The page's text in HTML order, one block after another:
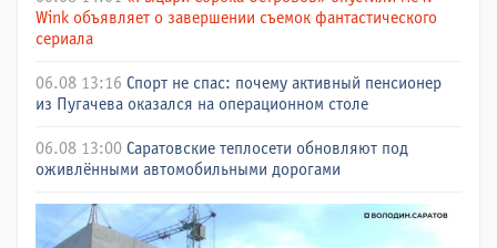
Wink объявляет о завершении съемок фантастического
сериала
06.08 13:16 Спорт не спас: почему активный пенсионер
из Пугачева оказался на операционном столе
06.08 13:00 Саратовские теплосети обновляют под
оживлёнными автомобильными дорогами